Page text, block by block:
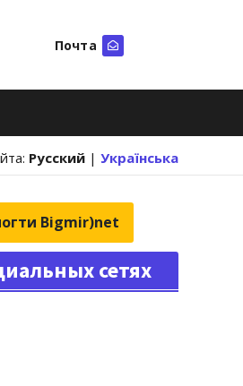
Почта
Русский | Українська
Bigmir)net
сетях